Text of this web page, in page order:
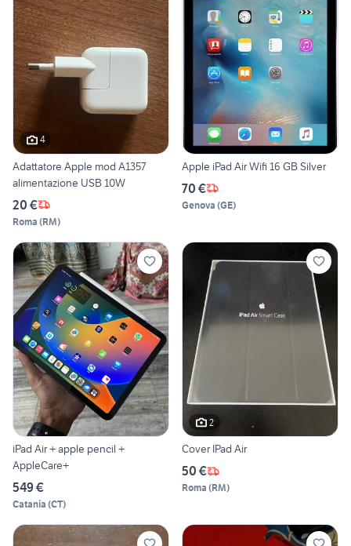
4
Adattatore Apple mod A1357
alimentazione USB 10W
20 €
Roma (RM)
Apple iPad Air Wifi 16 GB Silver
70 €
Genova (GE)
iPad Air + apple pencil +
AppleCare+
549 €
Catania (CT)
2
Cover IPad Air
50 €
Roma (RM)